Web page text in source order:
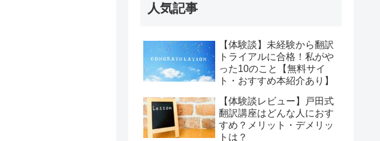
人気記事
【体験談】未経験から翻訳
トライアルに合格！私がや
った10のこと【無料サイ
ト・おすすめ本紹介あり】
【体験談レビュー】戸田式
翻訳講座はどんな人におす
すめ？メリット・デメリッ
トは？